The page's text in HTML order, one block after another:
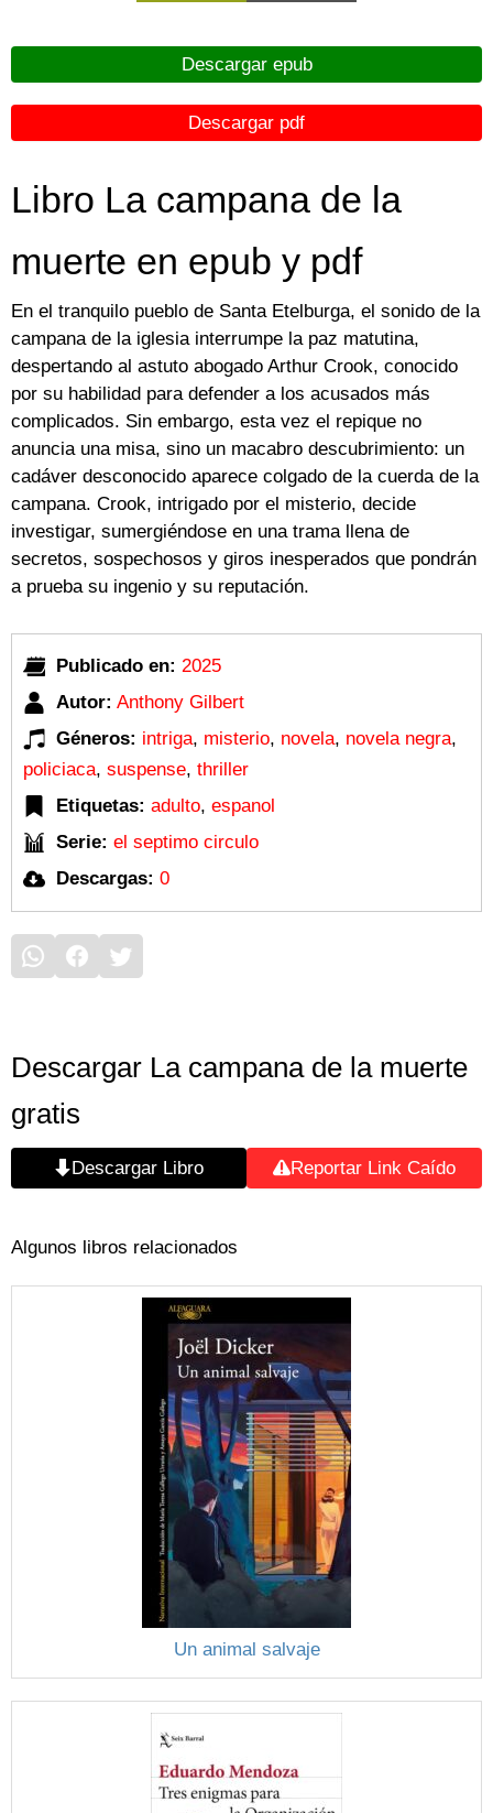
Descargar epub
Descargar pdf
Libro La campana de la
muerte en epub y pdf
En el tranquilo pueblo de Santa Etelburga, el sonido de la
campana de la iglesia interrumpe la paz matutina,
despertando al astuto abogado Arthur Crook, conocido
por su habilidad para defender a los acusados más
complicados. Sin embargo, esta vez el repique no
anuncia una misa, sino un macabro descubrimiento: un
cadáver desconocido aparece colgado de la cuerda de la
campana. Crook, intrigado por el misterio, decide
investigar, sumergiéndose en una trama llena de
secretos, sospechosos y giros inesperados que pondrán
a prueba su ingenio y su reputación.
Publicado en: 2025
Autor: Anthony Gilbert
Géneros: intriga, misterio, novela, novela negra,
policiaca, suspense, thriller
Etiquetas: adulto, espanol
Serie: el septimo circulo
Descargas: 0
Descargar La campana de la muerte
gratis
Descargar Libro Reportar Link Caído
Algunos libros relacionados
Un animal salvaje